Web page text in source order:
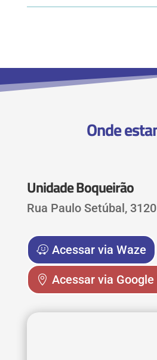
Onde
Unidade Boqueirão
Rua Paulo Setúbal,
Acessar via Waze
Acessar via